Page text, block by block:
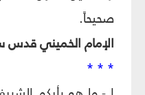
صحيحاً.
الإمام الخميني قدس
* * *